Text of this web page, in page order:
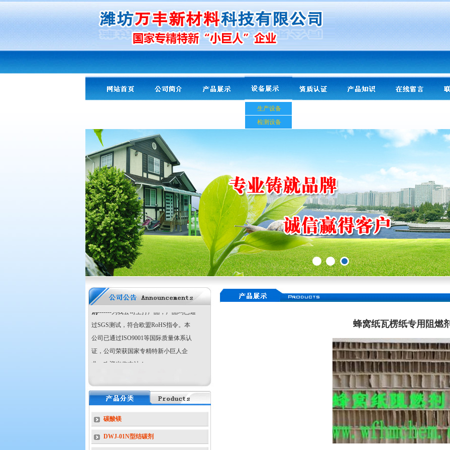
生产设备
检测设备
友情提示：PA专用导热剂导热粉
改性氢氧化镁阻燃剂 超细、高纯氢氧化
镁阻燃剂、氧化镁、 活性 氢氧化铝 阻燃
剂超细活性硼酸锌阻燃剂 环保型三氧
化二锑阻燃剂 无机复合阻燃剂、木
材、纸张阻燃剂、消烟剂、橡塑导热助
剂-------为我公司主打产品，产品均已通
过SGS测试，符合欧盟RoHS指令。本
公司已通过ISO9001等国际质量体系认
证，公司荣获国家专精特新小巨人企
业，欢迎光临本站！
人”企业
碳酸镁
DWJ-01N型结碳剂
蜂窝纸瓦楞纸专用阻燃